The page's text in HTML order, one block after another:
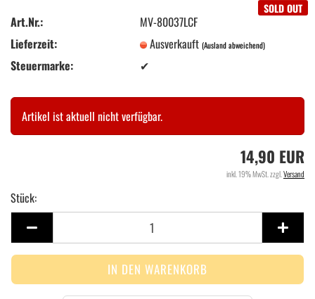
SOLD OUT
Art.Nr.:
MV-80037LCF
Lieferzeit:
Ausverkauft(Ausland abweichend)
Steuermarke: ✔
Artikel ist aktuell nicht verfügbar.
14,90 EUR
inkl. 19% MwSt. zzgl. Versand
Stück:
Stück